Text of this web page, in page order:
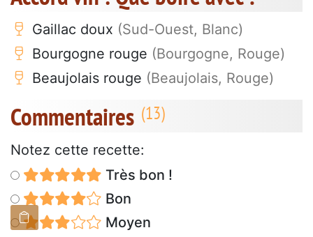
Gaillac doux (Sud-Ouest, Blanc)
Bourgogne rouge (Bourgogne, Rouge)
Beaujolais rouge (Beaujolais, Rouge)
Commentaires
Notez cette recette:
Très bon !
Bon
Moyen